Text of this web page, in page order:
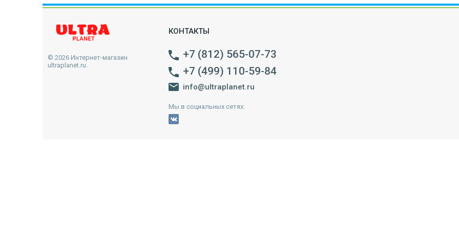
© 2026 Интернет-магазин
ultraplanet.ru.
КОНТАКТЫ
+7 (812) 565-07-73
+7 (499) 110-59-84
info@ultraplanet.ru
Мы в социальных сетях: